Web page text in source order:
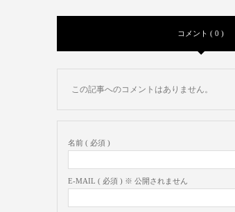
コメント ( 0 )
この記事へのコメントはありません。
名前 ( 必須 )
E-MAIL ( 必須 ) ※ 公開されません